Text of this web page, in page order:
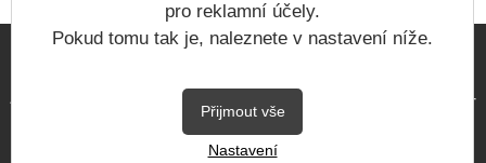
Copyright © 2023 - 2026
ZŠ a MŠ Staré Splavy & Vitalex Computers s.r.o.
-
Tvorba školních webů
pro reklamní účely.
Pokud tomu tak je, naleznete v nastavení níže.
Přijmout vše
Nastavení